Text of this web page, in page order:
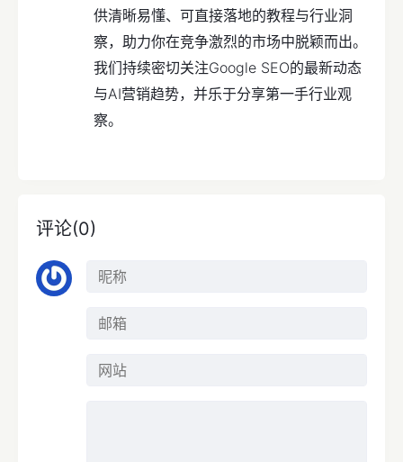
供清晰易懂、可直接落地的教程与行业洞
察，助力你在竞争激烈的市场中脱颖而出。
我们持续密切关注Google SEO的最新动态
与AI营销趋势，并乐于分享第一手行业观
察。
评论(0)